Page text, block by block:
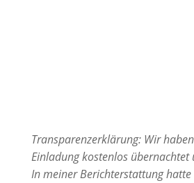
Transparenzerklärung: Wir
Einladung kostenlos übernachtet
In meiner Berichterstattung